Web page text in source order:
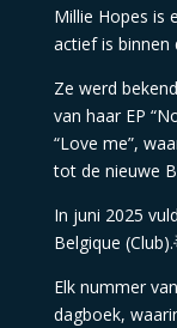
Millie Hopes is
actief is binnen
Ze werd
van haar EP
“Love me”,
tot de nieuwe
In juni 2025
Belgique
Elk nummer
dagboek,